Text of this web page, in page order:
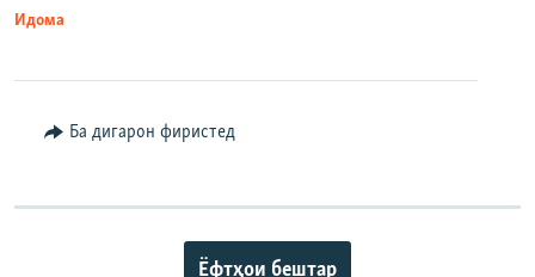
Идома
Ба дигарон фиристед
Ёфтҳои бештар